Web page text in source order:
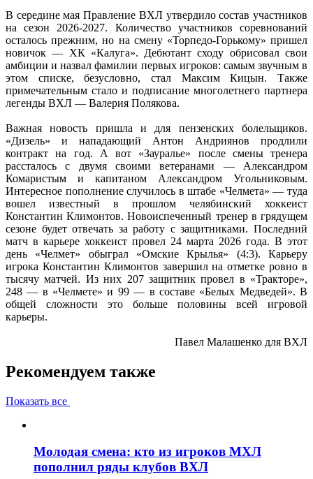
В середине мая Правление ВХЛ утвердило состав участников
на сезон 2026-2027. Количество участников соревнований
осталось прежним, но на смену «Торпедо-Горькому» пришел
новичок — ХК «Калуга». Дебютант сходу обрисовал свои
амбиции и назвал фамилии первых игроков: самым звучным в
этом списке, безусловно, стал Максим Кицын. Также
примечательным стало и подписание многолетнего партнера
легенды ВХЛ — Валерия Полякова.
Важная новость пришла и для пензенских болельщиков.
«Дизель» и нападающий Антон Андриянов продлили
контракт на год. А вот «Зауралье» после смены тренера
рассталось с двумя своими ветеранами — Александром
Комаристым и капитаном Александром Угольниковым.
Интересное пополнение случилось в штабе «Челмета» — туда
вошел известный в прошлом челябинский хоккеист
Константин Климонтов. Новоиспеченный тренер в грядущем
сезоне будет отвечать за работу с защитниками. Последний
матч в карьере хоккеист провел 24 марта 2026 года. В этот
день «Челмет» обыграл «Омские Крылья» (4:3). Карьеру
игрока Константин Климонтов завершил на отметке ровно в
тысячу матчей. Из них 207 защитник провел в «Тракторе»,
248 — в «Челмете» и 99 — в составе «Белых Медведей». В
общей сложности это больше половины всей игровой
карьеры.
Павел Малашенко для ВХЛ
Рекомендуем также
Показать все
Молодая смена: кто из игроков МХЛ
пополнил ряды клубов ВХЛ